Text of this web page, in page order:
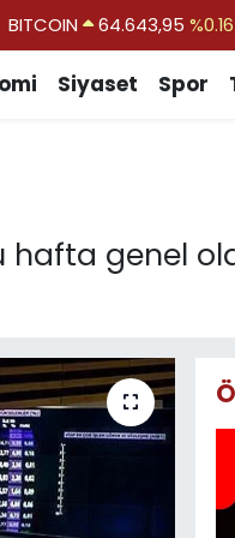
DOLAR 47,6006%0.06
EURO
Siyaset Spor
genel